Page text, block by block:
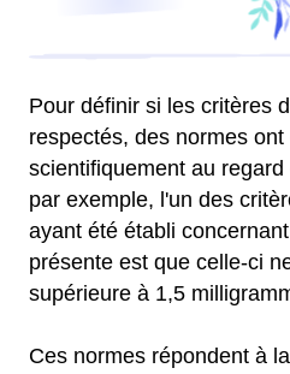
Pour définir si les critères
respectés, des normes
scientifiquement au
par exemple, l'un des
ayant été établi
présente est que celle-ci
supérieure à 1,5
Ces normes répondent à